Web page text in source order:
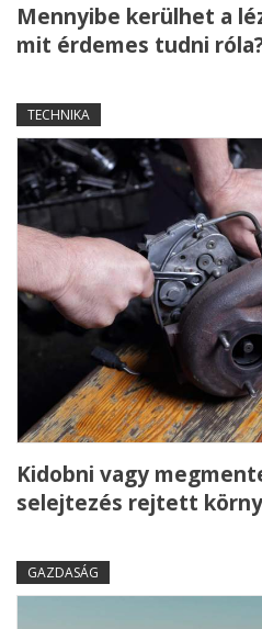
Mennyibe kerülhet a
mit érdemes tudni
TECHNIKA
Kidobni vagy
selejtezés rejtett
GAZDASÁG